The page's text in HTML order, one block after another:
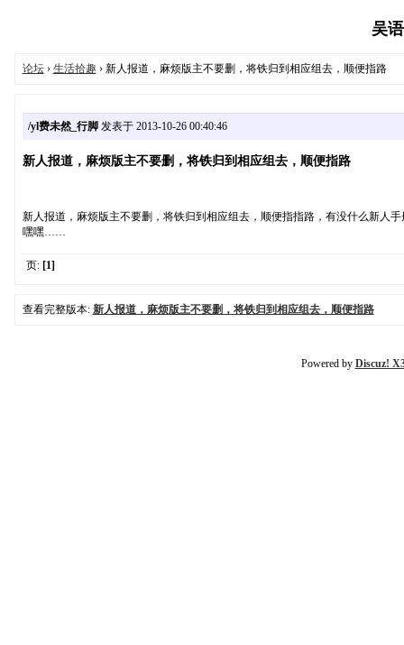
吴
论坛› 生活拾趣 › 新人报道，麻烦版主不要删，将铁归到相应组去，顺便指路
/yl费未然_行脚发表于 2013-10-26 00:40:46
新人报道，麻烦版主不要删，将铁归到相应组去，顺便指路
新人报道，麻烦版主不要删，将铁归到相应组去，顺便指指路，有没什么新人
嘿嘿……
页: [1]
查看完整版本: 新人报道，麻烦版主不要删，将铁归到相应组去，顺便指路
Powered by Discuz!